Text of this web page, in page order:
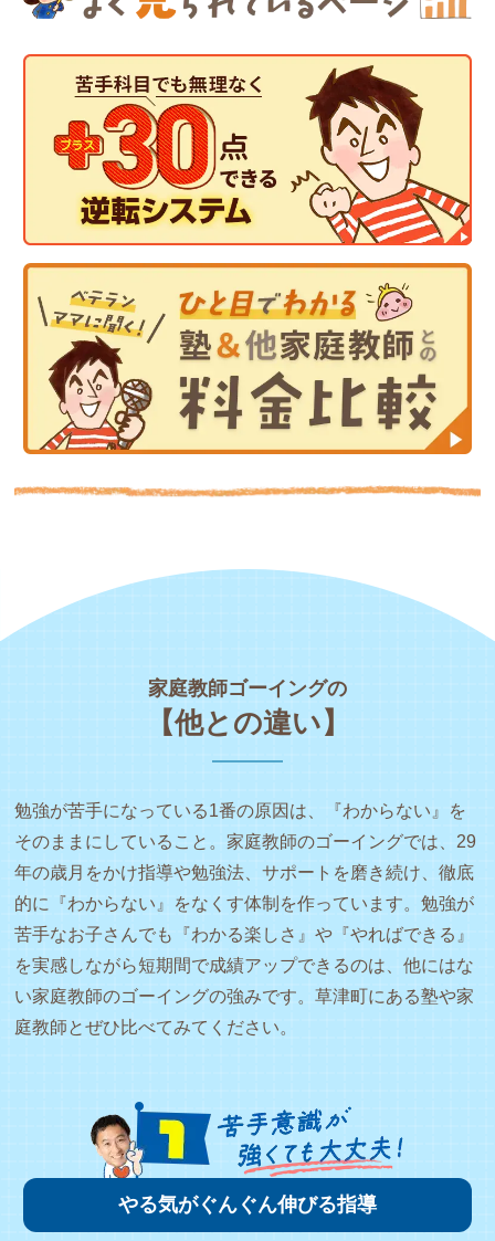
家庭教師ゴーイングの
【他との違い】
勉強が苦手になっている1番の原因は、『わからない』を
そのままにしていること。家庭教師のゴーイングでは、29
年の歳月をかけ指導や勉強法、サポートを磨き続け、徹底
的に『わからない』をなくす体制を作っています。勉強が
苦手なお子さんでも『わかる楽しさ』や『やればできる』
を実感しながら短期間で成績アップできるのは、他にはな
い家庭教師のゴーイングの強みです。草津町にある塾や家
庭教師とぜひ比べてみてください。
やる気がぐんぐん伸びる指導